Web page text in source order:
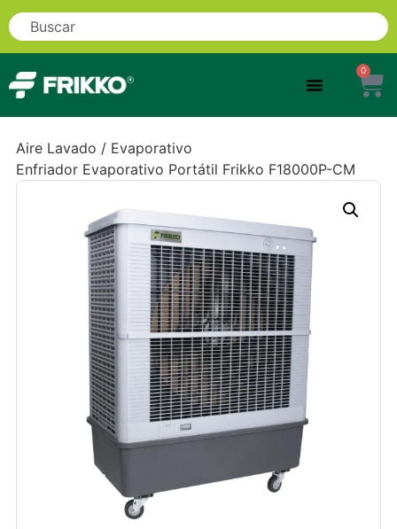
0
Aire Lavado / Evaporativo
Enfriador Evaporativo Portátil Frikko F18000P-CM